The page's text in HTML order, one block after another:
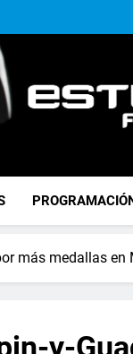
FM
más medallas en